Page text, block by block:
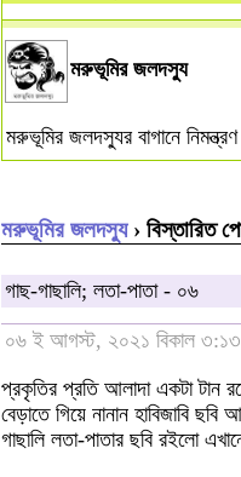
মরুভূমির জলদস্যু
মরুভূমির জলদস্যুর বাগানে
মরুভূমির জলদস্যু› বিস্তারিত
গাছ-গাছালি; লতা-পাতা - ০৬
০৬ ই আগস্ট, ২০২১ বিকাল ৩:১৩
প্রকৃতির প্রতি আলাদা একটা টান
বেড়াতে গিয়ে নানান হাবিজাবি
গাছালি লতা-পাতার ছবি রইলো